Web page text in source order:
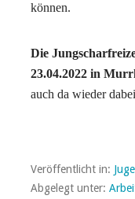
können.
Die
23.04.2022 in
auch da wieder
Veröffentlicht in:
Abgelegt unter: